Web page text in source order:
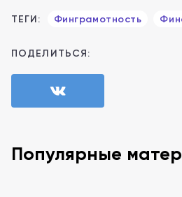
ТЕГИ: Финграмотность
ПОДЕЛИТЬСЯ:
Популярные